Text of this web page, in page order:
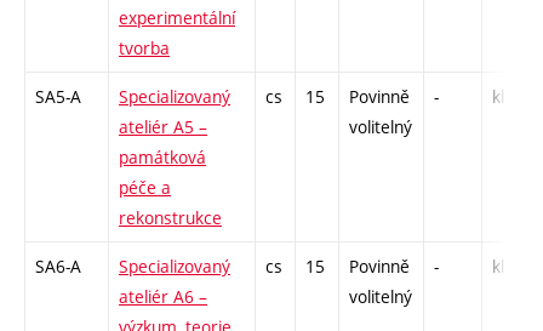
experimentální
tvorba
SA5-A
Specializovaný
ateliér A5 –
památková
péče a
rekonstrukce
cs 15
Povinně
volitelný
- kl
SA6-A
Specializovaný
ateliér A6 –
cs 15
Povinně
volitelný
- kl